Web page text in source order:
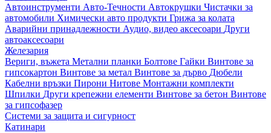
Автоинструменти Авто-Течности Автокрушки Чистачки за
автомобили Химически авто продукти Грижа за колата
Аварийни принадлежности Аудио, видео аксесоари Други
автоаксесоари
Железария
Вериги, въжета Метални планки Болтове Гайки Винтове за
гипсокартон Винтове за метал Винтове за дърво Дюбели
Кабелни връзки Пирони Нитове Монтажни комплекти
Шпилки Други крепежни елементи Винтове за бетон Винтове
за гипсофазер
Системи за защита и сигурност
Катинари